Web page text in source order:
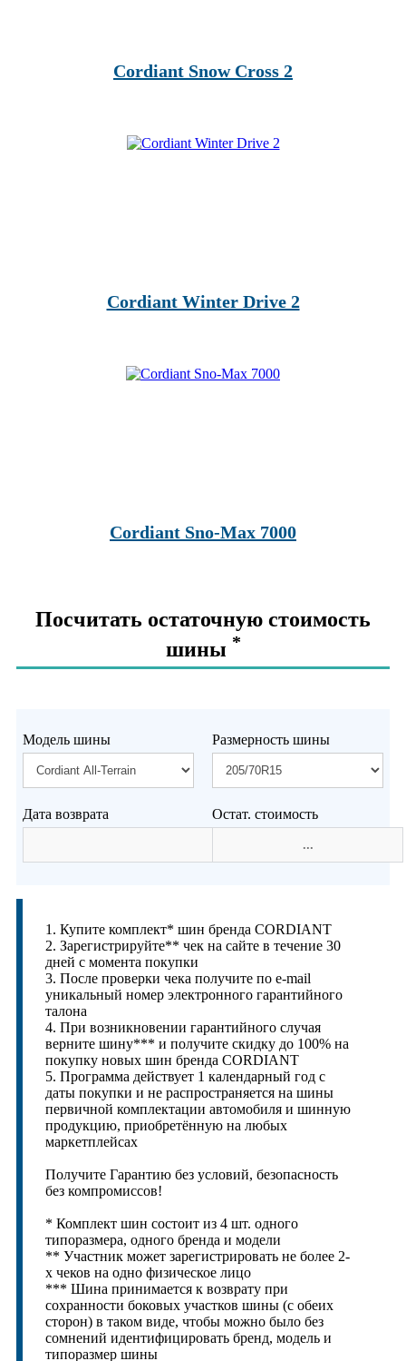
Cordiant Snow Cross 2
Cordiant Winter Drive 2
Cordiant Sno-Max 7000
Посчитать остаточную стоимость
шины *
Модель шины Размерность шины
Дата возврата Остат. стоимость
1. Купите комплект* шин бренда CORDIANT
2. Зарегистрируйте** чек на сайте в течение 30
дней с момента покупки
3. После проверки чека получите по e-mail
уникальный номер электронного гарантийного
талона
4. При возникновении гарантийного случая
верните шину*** и получите скидку до 100% на
покупку новых шин бренда CORDIANT
5. Программа действует 1 календарный год с
даты покупки и не распространяется на шины
первичной комплектации автомобиля и шинную
продукцию, приобретённую на любых
маркетплейсах
Получите Гарантию без условий, безопасность
без компромиссов!
* Комплект шин состоит из 4 шт. одного
типоразмера, одного бренда и модели
** Участник может зарегистрировать не более 2-
х чеков на одно физическое лицо
*** Шина принимается к возврату при
сохранности боковых участков шины (с обеих
сторон) в таком виде, чтобы можно было без
сомнений идентифицировать бренд, модель и
типоразмер шины